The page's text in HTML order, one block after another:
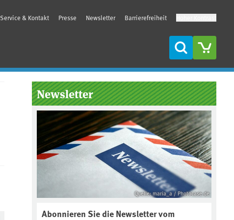
Service & Kontakt Presse Newsletter Barrierefreiheit
Suche
Seitenleiste
Newsletter
Quelle: maria_a / Photocase.de
Abonnieren Sie die Newsletter vom